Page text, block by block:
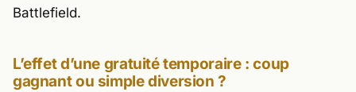
Battlefield.
L’effet d’une gratuité temporaire : coup
gagnant ou simple diversion ?